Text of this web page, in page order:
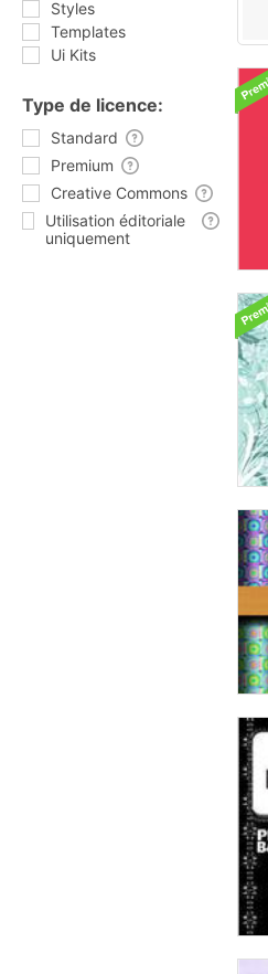
Styles
Templates
Ui Kits
Type de licence:
Standard
Premium
Creative Commons
Utilisation éditoriale
uniquement